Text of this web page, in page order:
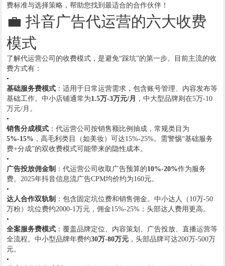
费标准与选择策略，帮助您找到最适合的合作伙伴！
💼 抖音广告代运营的六大收费
模式
了解代运营公司的收费模式，是避免“踩坑”的第一步。目前主流的收
费方式有：
•
基础服务费模式 ：适用于日常运营需求，包含账号管理、内容发布等
基础工作。中小店铺通常为1.5万-3万元/月
，中大型品牌则在5万-10
万元/月。
•
销售分成模式 ：代运营公司按销售额比例抽成，常规类目为
5%-15% ，高毛利类目（如美妆）可达15%-25%。需警惕“基础服务
费+分成”的双收费模式可能带来的隐性成本。
•
广告投放佣金制 ：代运营公司收取广告预算的10%-20%作为服务
费。2025年抖音信息流广告CPM均价约为160元。
•
达人合作双轨制 ：包含固定坑位费和销售佣金。中小达人（10万-50
万粉）坑位费约2000-1万元，佣金15%-25%；头部达人费用更高。
•
全案服务费模式 ：覆盖品牌定位、内容策划、广告投放、直播运营等
全流程。中小型品牌年费约30万-80万元 ，头部品牌可达200万-500万
元。
•